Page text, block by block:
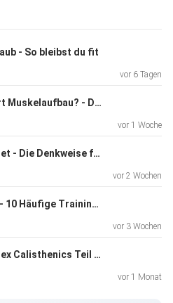
Kalorienbedarf
kalorienrechner/
kostenlosen
- So bleibst du fit
vor 6 Tagen
82: Wie funktioniert Muskelaufbau? - Die wichtigsten Prinzipien einfach erklärt
vor 1 Woche
81: Athleten Mindset - Die Denkweise für deinen Trainingserfolg
vor 2 Wochen
80: Ask the Coach - 10 Häufige Trainings- und Ernährungsfragen
vor 3 Wochen
79: Interview mit Flex Calisthenics Teil 2 - Wie lange man wirklich für neue Skills braucht
vor 1 Monat